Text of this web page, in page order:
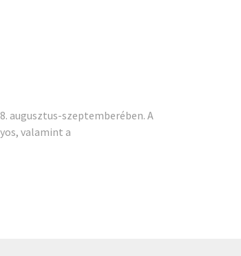
augusztus-szeptemberében. A
valamint a